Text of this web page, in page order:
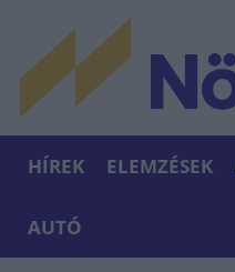
HÍREK ELEMZÉSEK
AUTÓ